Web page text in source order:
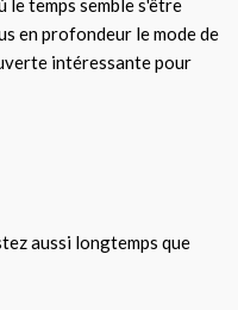
le temps semble s'être
en profondeur le mode de
intéressante pour
aussi longtemps que